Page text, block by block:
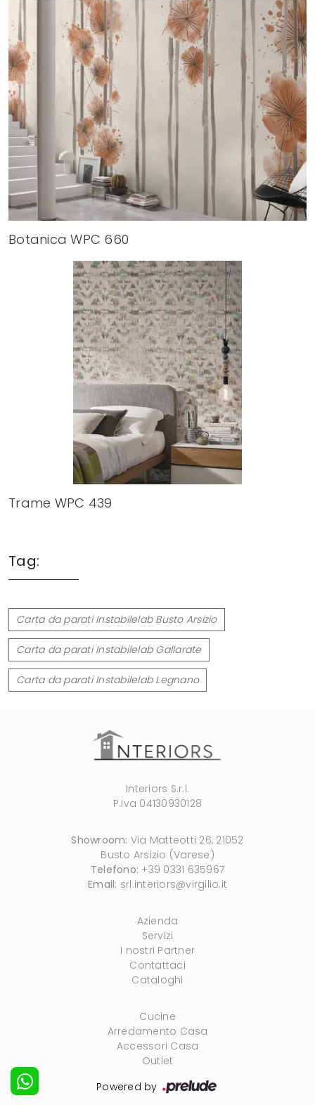
Botanica WPC 660
Trame WPC 439
Tag:
Carta da parati Instabilelab Busto Arsizio
Carta da parati Instabilelab Gallarate
Carta da parati Instabilelab Legnano
Interiors S.r.l.
P.Iva 04130930128
Showroom: Via Matteotti 26, 21052
Busto Arsizio (Varese)
Telefono: +39 0331 635967
Email: srl.interiors@virgilio.it
Azienda
Servizi
I nostri Partner
Contattaci
Cataloghi
Cucine
Arredamento Casa
Accessori Casa
Outlet
Powered by